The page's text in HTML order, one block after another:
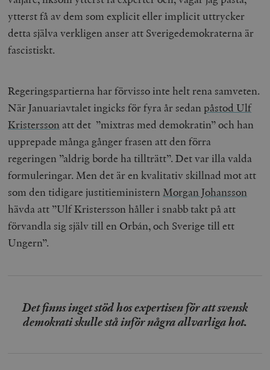
ytterst få av dem som explicit eller implicit uttrycker
detta själva verkligen anser att Sverigedemokraterna är
fascistiskt.
Regeringspartierna har förvisso inte helt rena samveten.
När Januariavtalet ingicks för fyra år sedan påstod Ulf
Kristersson att det ”mixtras med demokratin” och han
upprepade många gånger frasen att den förra
regeringen ”aldrig borde ha tillträtt”. Det var illa valda
formuleringar. Men det är en kvalitativ skillnad mot att
som den tidigare justitieministernMorgan Johansson
hävda att ”Ulf Kristersson håller i snabb takt på att
förvandla sig själv till en Orbán, och Sverige till ett
Ungern”.
Det finns inget stöd hos expertisen för att svensk
demokrati skulle stå inför några allvarliga hot.